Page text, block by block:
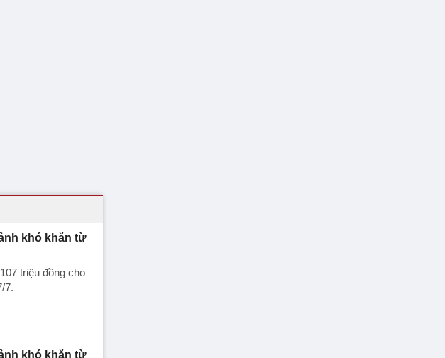
khó khăn từ
triệu đồng cho
7.
khó khăn từ